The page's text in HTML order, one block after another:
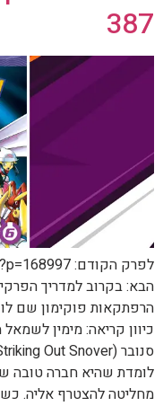
387
הבא: בקרוב למדריך
לומדת שהיא חברה טובה
מחליטה להצטרף אליה.